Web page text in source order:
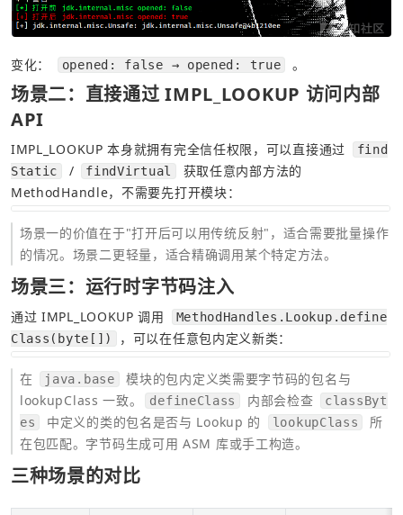
变化： opened: false → opened: true 。
场景二：直接通过 IMPL_LOOKUP 访问内部
API
IMPL_LOOKUP 本身就拥有完全信任权限，可以直接通过
find
Static
/ findVirtual
获取任意内部方法的
MethodHandle，不需要先打开模块：
场景一的价值在于"打开后可以用传统反射"，适合需要批量操作
的情况。场景二更轻量，适合精确调用某个特定方法。
场景三：运行时字节码注入
通过 IMPL_LOOKUP 调用
MethodHandles.Lookup.define
Class(byte[])
，可以在任意包内定义新类：
在 java.base
模块的包内定义类需要字节码的包名与
lookupClass 一致。
defineClass 内部会检查
classByt
es
中定义的类的包名是否与 Lookup 的 lookupClass
所
在包匹配。字节码生成可用 ASM 库或手工构造。
三种场景的对比